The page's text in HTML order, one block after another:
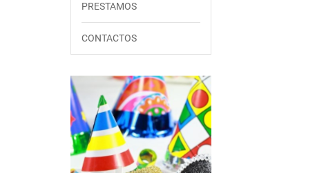
PRESTAMOS
CONTACTOS